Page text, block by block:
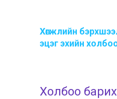
Хөгжлийн
эцэг эхийн
Холбоо барих